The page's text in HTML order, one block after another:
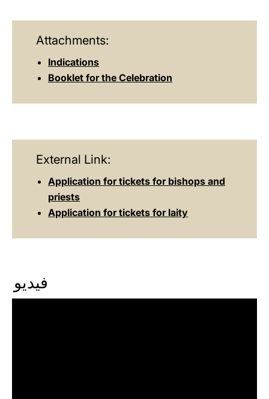
Attachments:
Indications
Booklet for the Celebration
External Link:
Application for tickets for bishops and
priests
Application for tickets for laity
فيديو